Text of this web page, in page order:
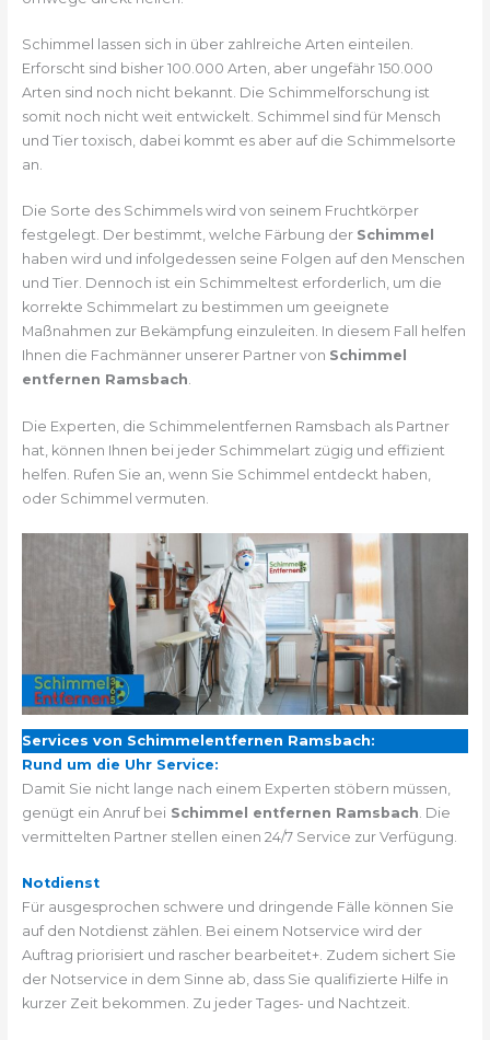
Schimmel lassen sich in über zahlreiche Arten einteilen.
Erforscht sind bisher 100.000 Arten, aber ungefähr 150.000
Arten sind noch nicht bekannt. Die Schimmelforschung ist
somit noch nicht weit entwickelt. Schimmel sind für Mensch
und Tier toxisch, dabei kommt es aber auf die Schimmelsorte
an.
Die Sorte des Schimmels wird von seinem Fruchtkörper
festgelegt. Der bestimmt, welche Färbung der Schimmel
haben wird und infolgedessen seine Folgen auf den Menschen
und Tier. Dennoch ist ein Schimmeltest erforderlich, um die
korrekte Schimmelart zu bestimmen um geeignete
Maßnahmen zur Bekämpfung einzuleiten. In diesem Fall helfen
Ihnen die Fachmänner unserer Partner von Schimmel
entfernen Ramsbach.
Die Experten, die Schimmelentfernen Ramsbach als Partner
hat, können Ihnen bei jeder Schimmelart zügig und effizient
helfen. Rufen Sie an, wenn Sie Schimmel entdeckt haben,
oder Schimmel vermuten.
Services von Schimmelentfernen Ramsbach:
Rund um die Uhr Service:
Damit Sie nicht lange nach einem Experten stöbern müssen,
genügt ein Anruf bei Schimmel entfernen Ramsbach . Die
vermittelten Partner stellen einen 24/7 Service zur Verfügung.
Notdienst
Für ausgesprochen schwere und dringende Fälle können Sie
auf den Notdienst zählen. Bei einem Notservice wird der
Auftrag priorisiert und rascher bearbeitet+. Zudem sichert Sie
der Notservice in dem Sinne ab, dass Sie qualifizierte Hilfe in
kurzer Zeit bekommen. Zu jeder Tages- und Nachtzeit.